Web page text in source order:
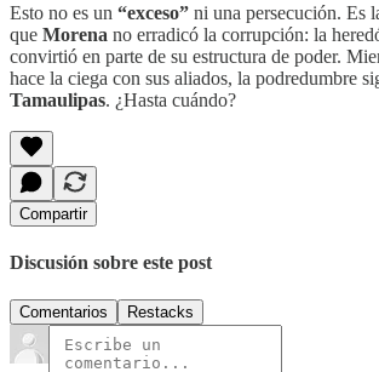
Esto no es un “exceso” ni una persecución. Es
que Morena no erradicó la corrupción: la
convirtió en parte de su estructura de poder.
hace la ciega con sus aliados, la podredumbre
Tamaulipas. ¿Hasta cuándo?
Compartir
Discusión sobre este post
Comentarios Restacks